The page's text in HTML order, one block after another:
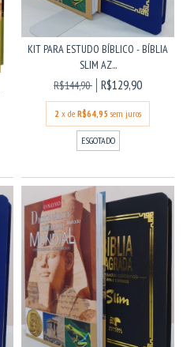
KIT PARA ESTUDO BÍBLICO - BÍBLIA
SLIM AZ...
R$144,90
R$129,90
2 x de R$64,95 sem juros
ESGOTADO